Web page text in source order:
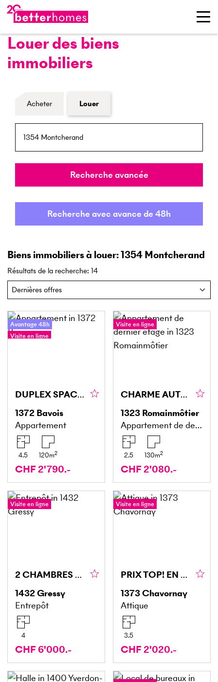
Louer des biens
immobiliers
Formulaire de recherche de biens
Acheter Louer
Rayon
Recherche avancée
Recherche avec avance de 48h
Biens immobiliers à louer: 1354 Montcherand
Résultats de la recherche: 14
Avantage 48h
Visite en ligne
DUPLEX SPACIEUX AVEC VUE JURA !
1372 Bavois
Appartement
4.5 120m2
CHF 2'790.-
Visite en ligne
CHARME AUTHENTIQUE ET CHALEUREUX
1323 Romainmôtier
Appartement de dernier étage
2.5 130m2
CHF 2'080.-
Visite en ligne
2 CHAMBRES FROIDES ET BUREAU PROCHE YVERDON !
1432Gressy
Entrepôt
4
CHF 6'000.-
Visite en ligne
PRIX TOP! EN ATTIQUE, LUMINEUX ET CALME
1373Chavornay
Attique
3.5
CHF 2'020.-